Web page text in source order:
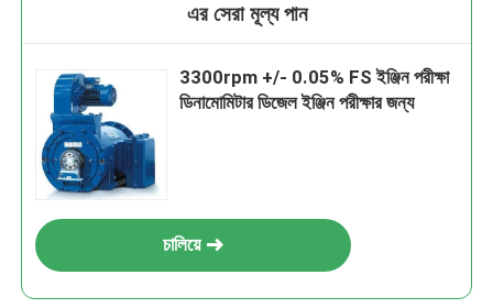
এর সেরা মূল্য পান
3300rpm +/- 0.05% FS ইঞ্জিন পরীক্ষা
ডিনামোমিটার ডিজেল ইঞ্জিন পরীক্ষার জন্য
চালিয়ে